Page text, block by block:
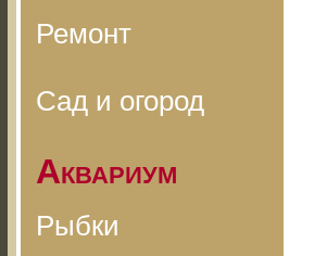
Ремонт
Сад и огород
Аквариум
Рыбки